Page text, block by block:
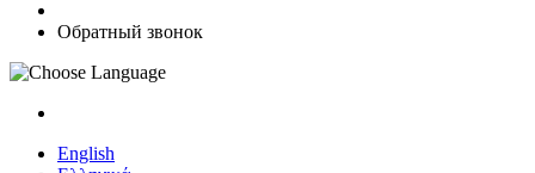
Обратный звонок
English